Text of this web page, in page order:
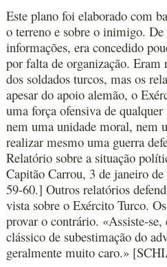
Este plano foi elaborado com
o terreno e sobre o inimigo. De
informações, era concedido
por falta de organização. Eram
dos soldados turcos, mas os
apesar do apoio alemão, o
uma força ofensiva de
nem uma unidade moral, nem
realizar mesmo uma guerra
Relatório sobre a situação
Capitão Carrou, 3 de janeiro
59-60.] Outros relatórios
vista sobre o Exército Turco.
provar o contrário. «Assiste-
clássico de subestimação do
geralmente muito caro.»